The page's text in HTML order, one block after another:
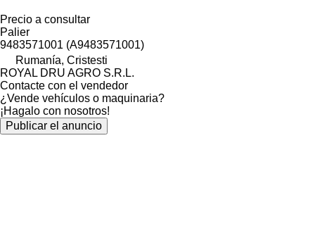
Precio a consultar
Palier
9483571001 (A9483571001)
Rumanía, Cristesti
ROYAL DRU AGRO S.R.L.
Contacte con el vendedor
¿Vende vehículos o maquinaria?
¡Hagalo con nosotros!
Publicar el anuncio